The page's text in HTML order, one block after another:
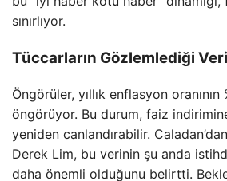
sınırlıyor.
Tüccarların Gözlemlediği
Öngörüler, yıllık enflasyon oranının
öngörüyor. Bu durum, faiz
yeniden canlandırabilir.
Derek Lim, bu verinin şu anda
daha önemli olduğunu belirtti.